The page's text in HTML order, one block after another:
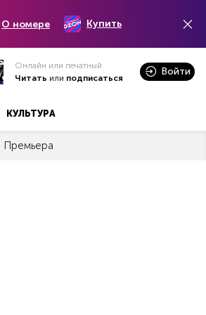
О номере Купить
Онлайн или печатный
Читать или подписаться
Войти
КУЛЬТУРА
Премьера